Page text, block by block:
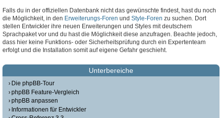
Falls du in der offiziellen Datenbank nicht das gewünschte findest, hast du noch
die Möglichkeit, in den Erweiterungs-Foren und Style-Foren zu suchen. Dort
stellen Entwickler ihre neuen Erweiterungen und Styles mit deutschem
Sprachpaket vor und du hast die Möglichkeit diese anzufragen. Beachte jedoch,
dass hier keine Funktions- oder Sicherheitsprüfung durch ein Expertenteam
erfolgt und die Installation somit auf eigene Gefahr geschieht.
Unterbereiche
Die phpBB-Tour
phpBB Feature-Vergleich
phpBB anpassen
Informationen für Entwickler